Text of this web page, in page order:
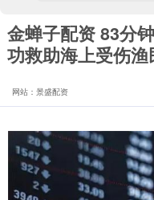
金蝉子配资 83分
功救助海上受伤渔
网站：景盛配资